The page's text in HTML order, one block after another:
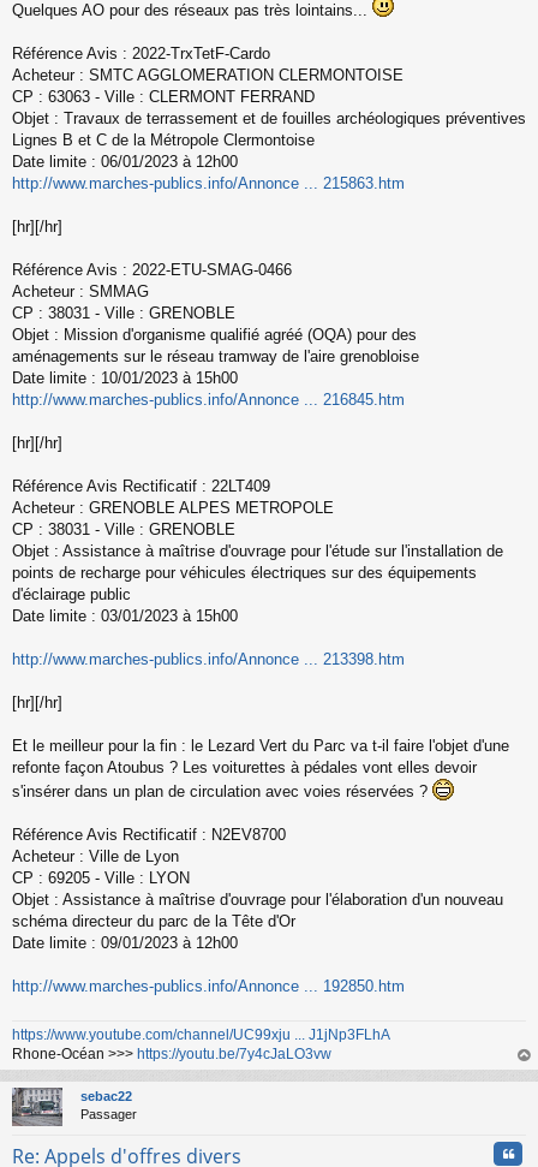
s
a
n
o
n
l
u
Quelques AO pour des réseaux pas très lointains...
Référence Avis : 2022-TrxTetF-Cardo
Acheteur : SMTC AGGLOMERATION CLERMONTOISE
CP : 63063 - Ville : CLERMONT FERRAND
Objet : Travaux de terrassement et de fouilles archéologiques préventives
Lignes B et C de la Métropole Clermontoise
Date limite : 06/01/2023 à 12h00
http://www.marches-publics.info/Annonce ... 215863.htm
[hr][/hr]
Référence Avis : 2022-ETU-SMAG-0466
Acheteur : SMMAG
CP : 38031 - Ville : GRENOBLE
Objet : Mission d'organisme qualifié agréé (OQA) pour des
aménagements sur le réseau tramway de l'aire grenobloise
Date limite : 10/01/2023 à 15h00
http://www.marches-publics.info/Annonce ... 216845.htm
[hr][/hr]
Référence Avis Rectificatif : 22LT409
Acheteur : GRENOBLE ALPES METROPOLE
CP : 38031 - Ville : GRENOBLE
Objet : Assistance à maîtrise d'ouvrage pour l'étude sur l'installation de
points de recharge pour véhicules électriques sur des équipements
d'éclairage public
Date limite : 03/01/2023 à 15h00
http://www.marches-publics.info/Annonce ... 213398.htm
[hr][/hr]
Et le meilleur pour la fin : le Lezard Vert du Parc va t-il faire l'objet d'une
refonte façon Atoubus ? Les voiturettes à pédales vont elles devoir
s'insérer dans un plan de circulation avec voies réservées ?
Référence Avis Rectificatif : N2EV8700
Acheteur : Ville de Lyon
CP : 69205 - Ville : LYON
Objet : Assistance à maîtrise d'ouvrage pour l'élaboration d'un nouveau
schéma directeur du parc de la Tête d'Or
Date limite : 09/01/2023 à 12h00
http://www.marches-publics.info/Annonce ... 192850.htm
https://www.youtube.com/channel/UC99xju ... J1jNp3FLhA
Rhone-Océan >>> https://youtu.be/7y4cJaLO3vw
au
sebac22
Passager
Re: Appels d'offres divers